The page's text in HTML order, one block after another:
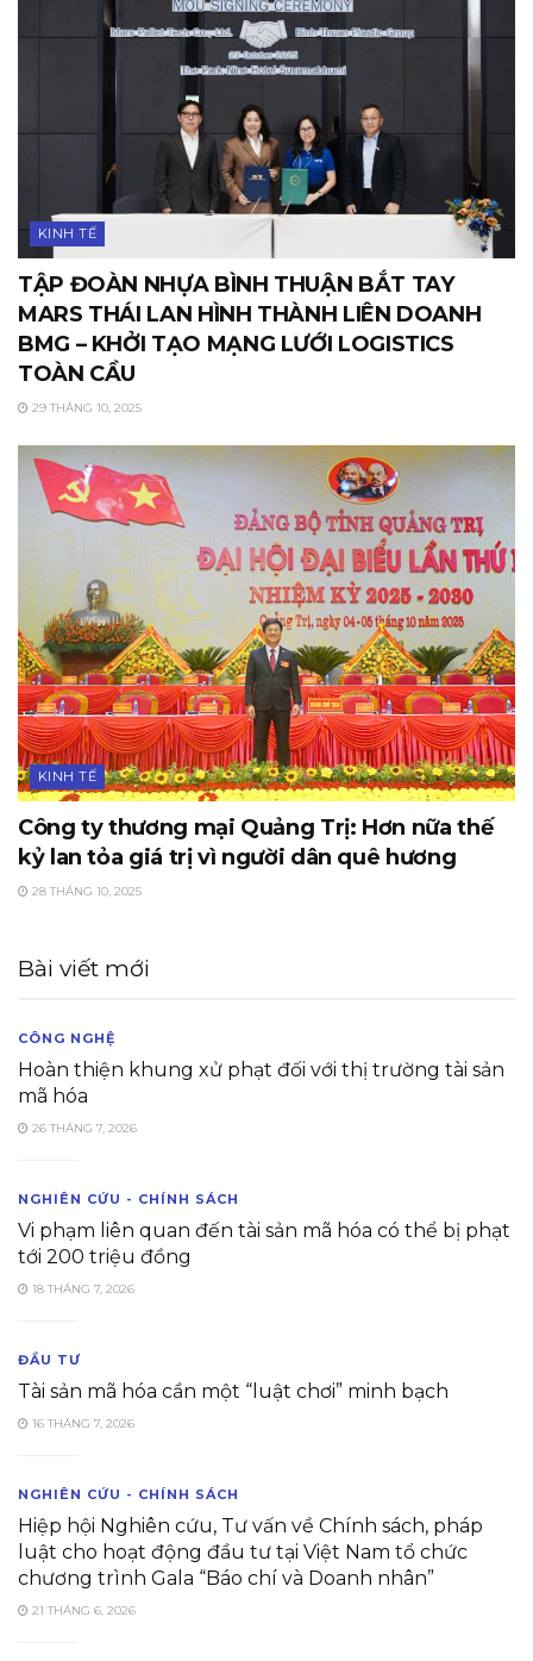
KINH TẾ
TẬP ĐOÀN NHỰA BÌNH THUẬN BẮT TAY
MARS THÁI LAN HÌNH THÀNH LIÊN DOANH
BMG – KHỞI TẠO MẠNG LƯỚI LOGISTICS
TOÀN CẦU
29 THÁNG 10, 2025
KINH TẾ
Công ty thương mại Quảng Trị: Hơn nữa thế
kỷ lan tỏa giá trị vì người dân quê hương
28 THÁNG 10, 2025
Bài viết mới
CÔNG NGHỆ
Hoàn thiện khung xử phạt đối với thị trường tài sản
mã hóa
26 THÁNG 7, 2026
NGHIÊN CỨU - CHÍNH SÁCH
Vi phạm liên quan đến tài sản mã hóa có thể bị phạt
tới 200 triệu đồng
18 THÁNG 7, 2026
ĐẦU TƯ
Tài sản mã hóa cần một “luật chơi” minh bạch
16 THÁNG 7, 2026
NGHIÊN CỨU - CHÍNH SÁCH
Hiệp hội Nghiên cứu, Tư vấn về Chính sách, pháp
luật cho hoạt động đầu tư tại Việt Nam tổ chức
chương trình Gala “Báo chí và Doanh nhân”
21 THÁNG 6, 2026